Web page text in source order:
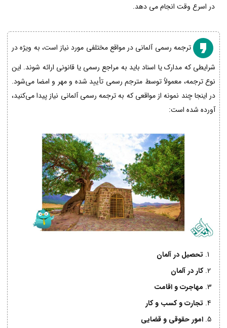
در اسرع وقت انجام می دهد.
ترجمه رسمی آلمانی در مواقع مختلفی مورد نیاز است، به ویژه در
شرایطی که مدارک یا اسناد باید به مراجع رسمی یا قانونی ارائه شوند. این
نوع ترجمه، معمولاً توسط مترجم رسمی تأیید شده و مهر و امضا می‌شود.
در اینجا چند نمونه از مواقعی که به ترجمه رسمی آلمانی نیاز پیدا می‌کنید،
آورده شده است:
تحصیل در آلمان
کار در آلمان
مهاجرت و اقامت
تجارت و کسب و کار
امور حقوقی و قضایی